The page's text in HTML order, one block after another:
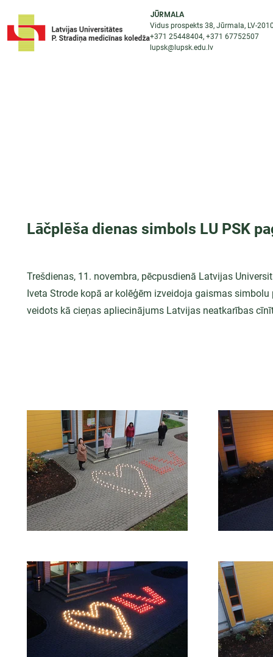
JŪRMALA
Vidus prospekts 38, Jūrmala, LV-
+371 25448404, +371 67752507
lupsk@lupsk.edu.lv
Lāčplēša dienas simbols LU PSK
Trešdienas, 11. novembra, pēcpusdienā Latvijas
Iveta Strode kopā ar kolēģēm izveidoja gaismas
veidots kā cieņas apliecinājums Latvijas neatkarības